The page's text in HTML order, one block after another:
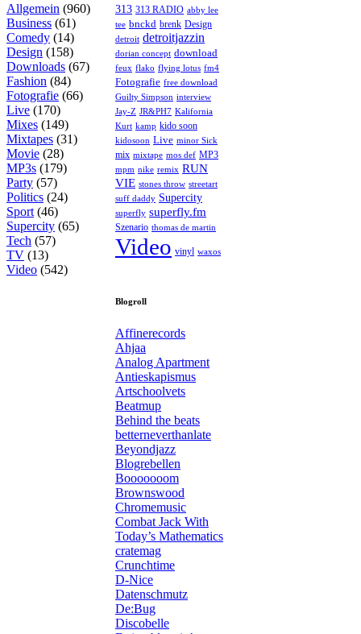
Allgemein (960)
Business (61)
Comedy (14)
Design (158)
Downloads (67)
Fashion (84)
Fotografie (66)
Live (170)
Mixes (149)
Mixtapes (31)
Movie (28)
MP3s (179)
Party (57)
Politics (24)
Sport (46)
Supercity (65)
Tech (57)
TV (13)
Video (542)
313 313 RADIO abby lee
tee bnckd brenk Design
detroit detroitjazzin
dorian concept download
feux flako flying lotus fm4
Fotografie free download
Guilty Simpson interview
Jay-Z JR&PH7 Kalifornia
Kurt kamp kido soon
kidosoon Live minor Sick
mix mixtape mos def MP3
mpm nike remix RUN
VIE stones throw streetart
suff daddy Supercity
superfly superfly.fm
Szenario thomas de martin
Video vinyl waxos
Blogroll
Affinerecords
Ahjaa
Analog Apartment
Antieskapismus
Artschoolvets
Beatmup
Behind the beats
betterneverthanlate
Beyondjazz
Blogrebellen
Booooooom
Brownswood
Chromemusic
Combat Jack With
Today’s Mathematics
cratemag
Crunchtime
D-Nice
Datenschmutz
De:Bug
Discobelle